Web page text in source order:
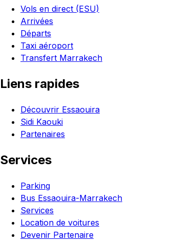
Vols en direct (ESU)
Arrivées
Départs
Taxi aéroport
Transfert Marrakech
Liens rapides
Découvrir Essaouira
Sidi Kaouki
Partenaires
Services
Parking
Bus Essaouira-Marrakech
Services
Location de voitures
Devenir Partenaire